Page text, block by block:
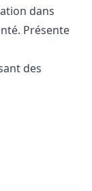
dans
Présente
des